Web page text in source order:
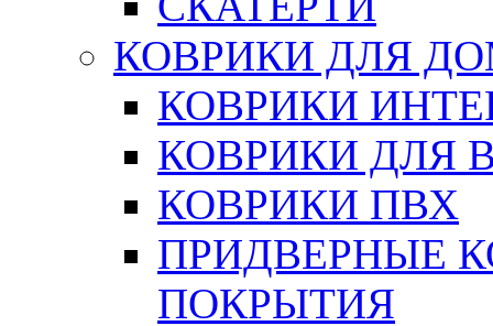
КОВРИКИ ДЛЯ
КОВРИКИ
КОВРИКИ ДЛЯ
КОВРИКИ ПВХ
ПРИДВЕРНЫЕ
ПОКРЫТИЯ